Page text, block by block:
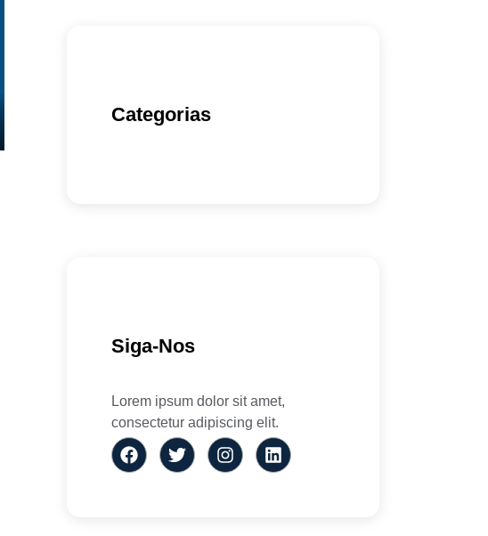
Categorias
Siga-Nos
Lorem ipsum dolor sit amet,
consectetur adipiscing elit.